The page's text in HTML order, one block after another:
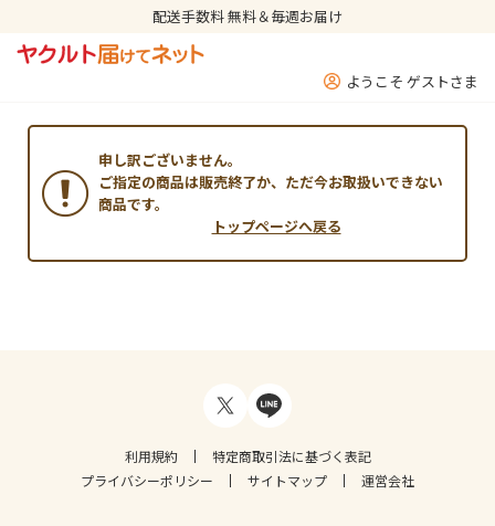
配送手数料 無料＆毎週お届け
ようこそ ゲストさま
申し訳ございません。
ご指定の商品は販売終了か、ただ今お取扱いできない
商品です。
トップページへ戻る
利用規約
特定商取引法に基づく表記
プライバシーポリシー
サイトマップ 運営会社